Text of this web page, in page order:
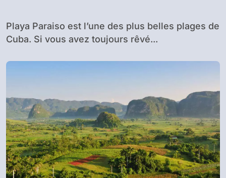
Playa Paraiso est l’une des plus belles plages de
Cuba. Si vous avez toujours rêvé...